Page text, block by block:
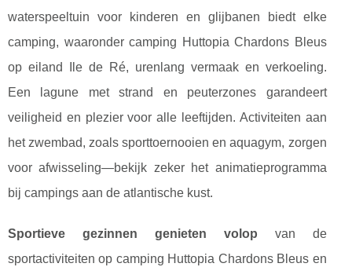
waterspeeltuin voor kinderen en glijbanen biedt elke
camping, waaronder camping Huttopia Chardons Bleus
op eiland Ile de Ré, urenlang vermaak en verkoeling.
Een lagune met strand en peuterzones garandeert
veiligheid en plezier voor alle leeftijden. Activiteiten aan
het zwembad, zoals sporttoernooien en aquagym, zorgen
voor afwisseling—bekijk zeker het animatieprogramma
bij campings aan de atlantische kust.
Sportieve gezinnen genieten volop van de
sportactiviteiten op camping Huttopia Chardons Bleus en